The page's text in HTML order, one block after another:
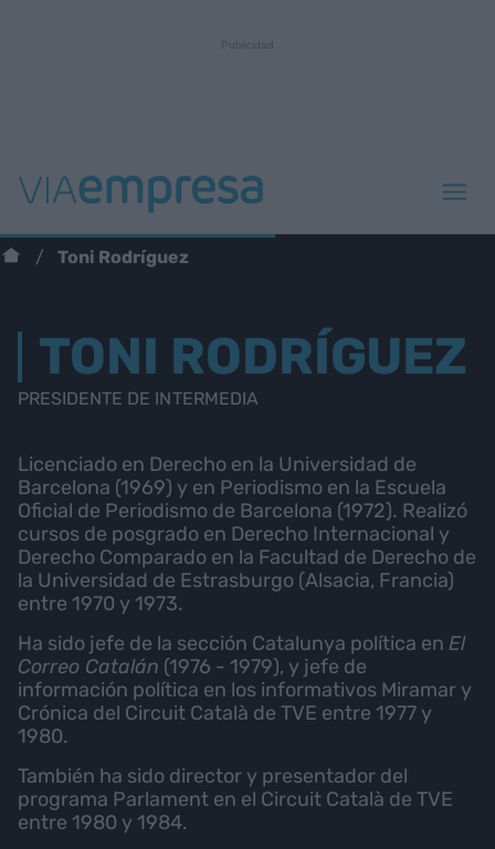
Toni Rodríguez
TONI RODRÍGUEZ
PRESIDENTE DE INTERMEDIA
Licenciado en Derecho en la Universidad de
Barcelona (1969) y en Periodismo en la Escuela
Oficial de Periodismo de Barcelona (1972). Realizó
cursos de posgrado en Derecho Internacional y
Derecho Comparado en la Facultad de Derecho de
la Universidad de Estrasburgo (Alsacia, Francia)
entre 1970 y 1973.
Ha sido jefe de la sección Catalunya política en El
Correo Catalán (1976 - 1979), y jefe de
información política en los informativos Miramar y
Crónica del Circuit Català de TVE entre 1977 y
1980.
También ha sido director y presentador del
programa Parlament en el Circuit Català de TVE
entre 1980 y 1984.